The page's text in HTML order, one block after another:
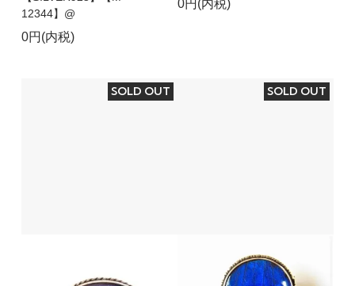
12344】@
0円(内税)
0円(内税)
SOLD OUT SOLD OUT